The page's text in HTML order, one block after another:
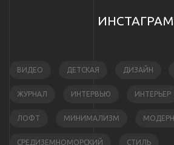
ИНСТАГРАМ
ВИДЕО ДЕТСКАЯ ДИЗАЙН
ЖУРНАЛ ИНТЕРВЬЮ ИНТЕРЬЕР
ЛОФТ МИНИМАЛИЗМ МОДЕРН
СРЕДИЗЕМНОМОРСКИЙ СТИЛЬ